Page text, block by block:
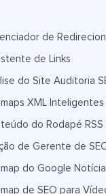
de
de Links
do Site Auditoria
XML Inteligentes
do Rodapé RSS
de Gerente de
do Google
de SEO para